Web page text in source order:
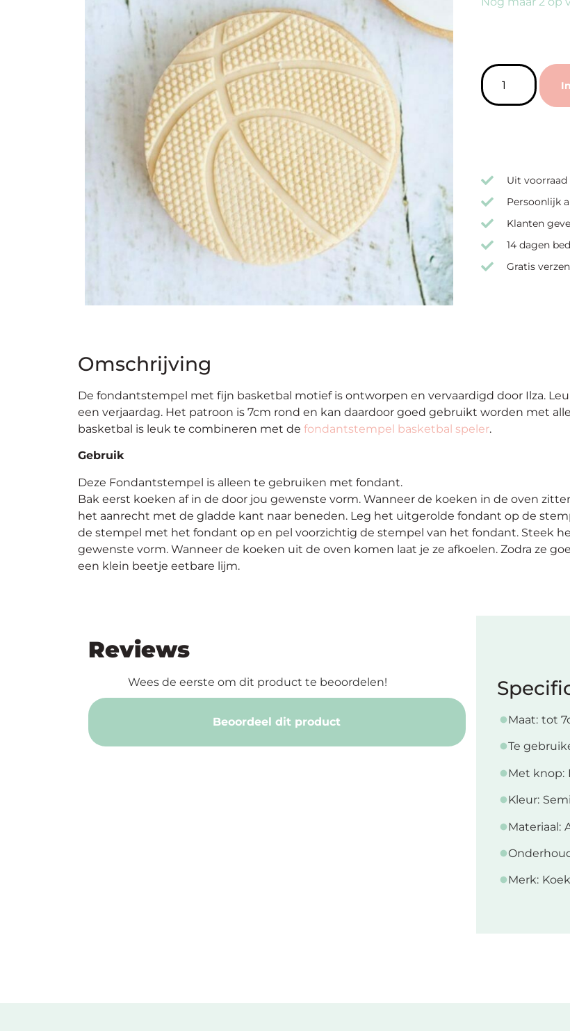
Uit voorraad
Persoonlijk
Klanten
14 dagen
Gratis
Omschrijving
De fondantstempel met fijn basketbal motief is ontworpen en vervaardigd door Ilza.
een verjaardag. Het patroon is 7cm rond en kan daardoor goed gebruikt worden met
basketbal is leuk te combineren met de fondantstempel basketbal speler.
Gebruik
Deze Fondantstempel is alleen te gebruiken met fondant.
Bak eerst koeken af in de door jou gewenste vorm. Wanneer de koeken in de oven
het aanrecht met de gladde kant naar beneden. Leg het uitgerolde fondant op de
de stempel met het fondant op en pel voorzichtig de stempel van het fondant. Steek
gewenste vorm. Wanneer de koeken uit de oven komen laat je ze afkoelen. Zodra ze
een klein beetje eetbare lijm.
Reviews
Wees de eerste om dit product te beoordelen!
Beoordeel dit product Maat: tot
Te
Met knop:
Kleur:
Materiaal:
Merk: